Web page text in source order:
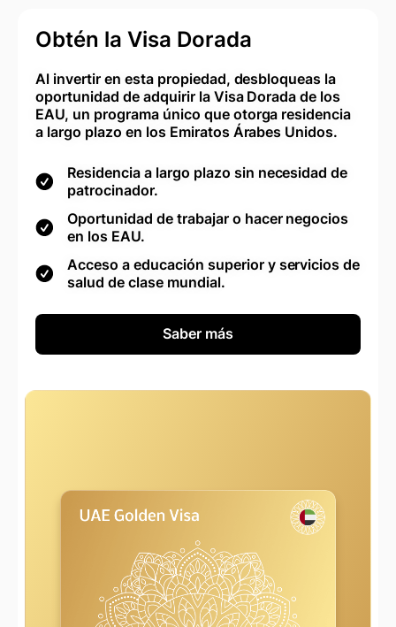
Obtén la Visa Dorada
Al invertir en esta propiedad, desbloqueas la
oportunidad de adquirir la Visa Dorada de los
EAU, un programa único que otorga residencia
a largo plazo en los Emiratos Árabes Unidos.
Residencia a largo plazo sin necesidad de
patrocinador.
Oportunidad de trabajar o hacer negocios
en los EAU.
Acceso a educación superior y servicios de
salud de clase mundial.
Saber más